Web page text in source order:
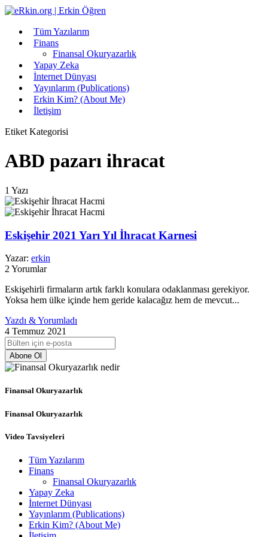
Tüm Yazılarım
Finans
Finansal Okuryazarlık
Yapay Zeka
İnternet Dünyası
Yayınlarım (Publications)
Erkin Kim? (About Me)
İletişim
Etiket Kategorisi
ABD pazarı ihracat
1 Yazı
Eskişehir 2021 Yarı Yıl İhracat Karnesi
Yazar: erkin
2 Yorumlar
Eskişehirli firmaların artık farklı konulara odaklanması gerekiyor.
Yoksa hem ülke içinde hem geride kalacağız hem de mevcut...
Yazdı & Yorumladı
4 Temmuz 2021
Abone Ol
Finansal Okuryazarlık
Finansal Okuryazarlık
Video Tavsiyeleri
Tüm Yazılarım
Finans
Finansal Okuryazarlık
Yapay Zeka
İnternet Dünyası
Yayınlarım (Publications)
Erkin Kim? (About Me)